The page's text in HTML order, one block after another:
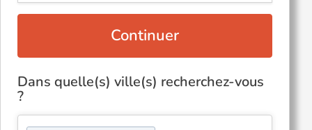
Continuer
Dans quelle(s) ville(s) recherchez-vous
?